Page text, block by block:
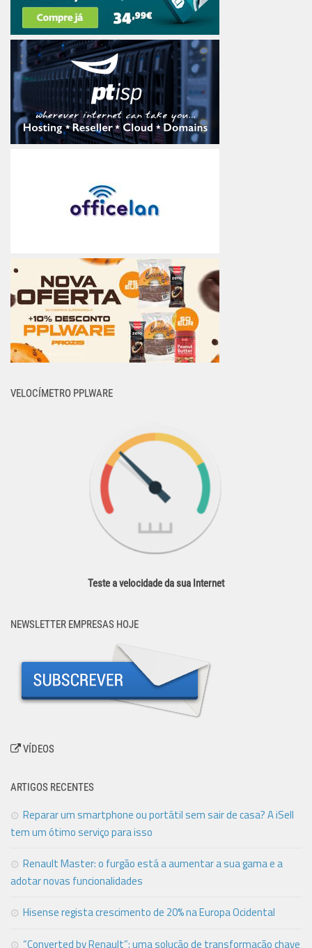
VELOCÍMETRO PPLWARE
Teste a velocidade da sua Internet
NEWSLETTER EMPRESAS HOJE
VÍDEOS
ARTIGOS RECENTES
Reparar um smartphone ou portátil sem sair de casa? A iSell
tem um ótimo serviço para isso
Renault Master: o furgão está a aumentar a sua gama e a
adotar novas funcionalidades
Hisense regista crescimento de 20% na Europa Ocidental
“Converted by Renault”: uma solução de transformação chave